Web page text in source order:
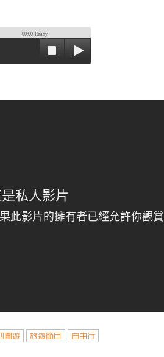
00:00 Ready
圍遊 旅遊節目 自由行